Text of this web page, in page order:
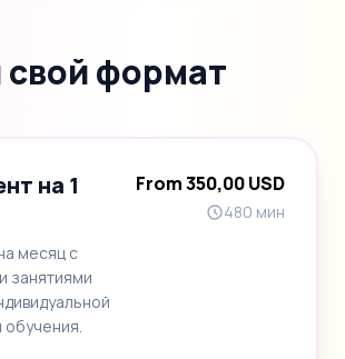
формат
на 1
месяц с
занятиями
From 350,00 USD
480 мин